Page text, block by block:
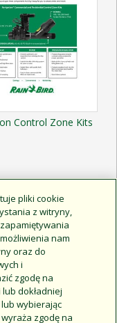
Control Zone Kits
pliki cookie
z witryny,
nam
oraz do
i
zgodę na
dokładniej
wybierając
zgodę na